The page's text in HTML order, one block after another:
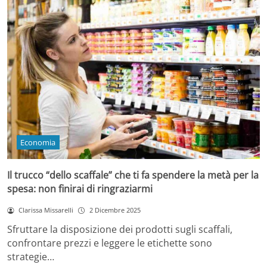
Economia
Il trucco “dello scaffale” che ti fa spendere la metà per la
spesa: non finirai di ringraziarmi
Clarissa Missarelli 2 Dicembre 2025
Sfruttare la disposizione dei prodotti sugli scaffali,
confrontare prezzi e leggere le etichette sono
strategie…